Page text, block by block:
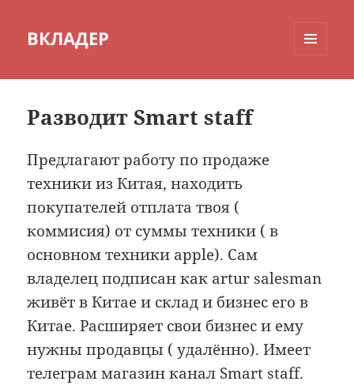
ВКЛАДЕР
Разводит Smart staff
Предлагают работу по продаже
техники из Китая, находить
покупателей отплата твоя (
коммисия) от суммы техники ( в
основном техники apple). Сам
владелец подписан как artur salesman
живёт в Китае и склад и бизнес его в
Китае. Расширяет свои бизнес и ему
нужны продавцы ( удалённо). Имеет
телеграм магазин канал Smart staff.